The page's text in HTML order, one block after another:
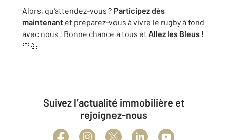
Alors, qu'attendez-vous ? Participez dès
maintenant et préparez-vous à vivre le rugby à fond
avec nous ! Bonne chance à tous et Allez les Bleus !
💙💪
Suivez l’actualité immobilière et
rejoignez-nous